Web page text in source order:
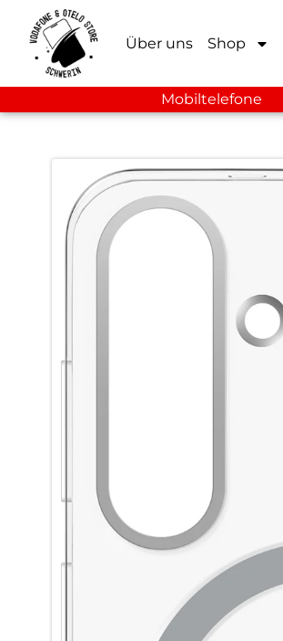
Über uns Shop
Mobiltelefone